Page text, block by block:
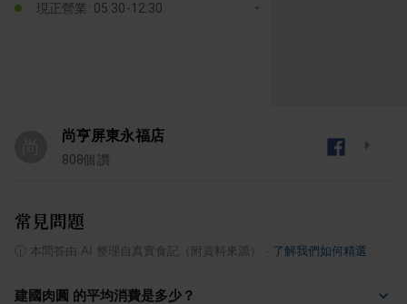
現正營業: 05:30-12:30
尚亨屏東永福店
808個讚
常見問題
本問答由 AI 整理自真實食記（附資料來源） 了解我們如何精選
建國肉圓 的平均消費是多少？